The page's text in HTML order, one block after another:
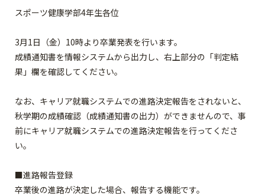
スポーツ健康学部4年生各位
3月1日（金）10時より卒業発表を行います。
成績通知書を情報システムから出力し、右上部分の「判定結
果」欄を確認してください。
なお、キャリア就職システムでの進路決定報告をされないと、
秋学期の成績確認（成績通知書の出力）ができませんので、事
前にキャリア就職システムでの進路決定報告を行ってくださ
い。
■進路報告登録
卒業後の進路が決定した場合、報告する機能です。